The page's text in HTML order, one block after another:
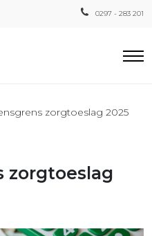
0297 - 283 201
zorgtoeslag 2025
zorgtoeslag